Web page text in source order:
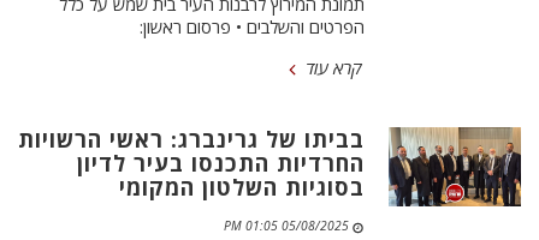
הפרטים והשלבים • פרסום ראשון:
קרא עוד
בביתו של גרינברג: ראשי הרשויות
החרדיות התכנסו בעיר לדיון
בסוגיות השלטון המקומי
05/08/2025 01:05 PM